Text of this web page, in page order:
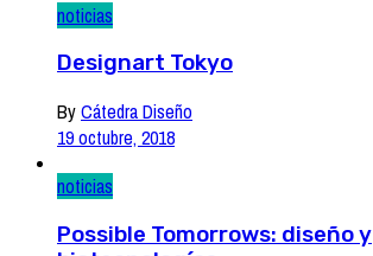
noticias
Designart Tokyo
ByCátedra Diseño
19 octubre, 2018
noticias
Possible Tomorrows: diseño y